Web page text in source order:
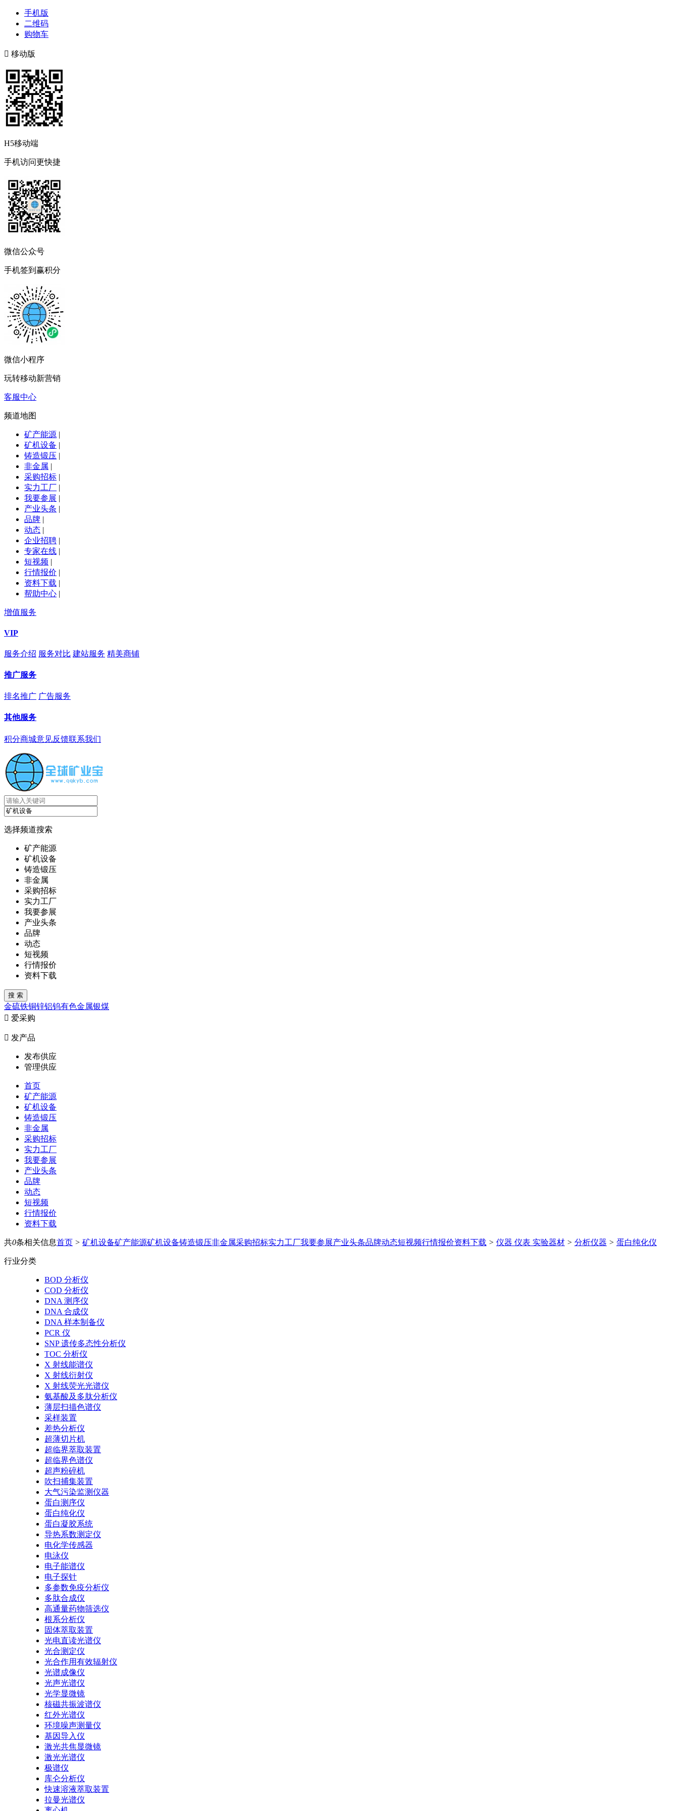
手机版
二维码
购物车
 移动版
H5移动端
手机访问更快捷
微信公众号
手机签到赢积分
微信小程序
玩转移动新营销
客服中心
频道地图
矿产能源 |
矿机设备 |
铸造锻压 |
非金属 |
采购招标 |
实力工厂 |
我要参展 |
产业头条 |
品牌 |
动态 |
企业招聘 |
专家在线 |
短视频 |
行情报价 |
资料下载 |
帮助中心 |
增值服务
VIP
服务介绍 服务对比 建站服务 精美商铺
推广服务
排名推广 广告服务
其他服务
积分商城意见反馈联系我们
选择频道搜索
矿产能源
矿机设备
铸造锻压
非金属
采购招标
实力工厂
我要参展
产业头条
品牌
动态
短视频
行情报价
资料下载
金硫铁铜锌铝钨有色金属银煤
 爱采购
 发产品
发布供应
管理供应
首页
矿产能源
矿机设备
铸造锻压
非金属
采购招标
实力工厂
我要参展
产业头条
品牌
动态
短视频
行情报价
资料下载
共0条相关信息首页 > 矿机设备矿产能源矿机设备铸造锻压非金属采购招标实力工厂我要参展产业头条品牌动态短视频行情报价资料下载 > 仪器 仪表 实验器材 > 分析仪器 > 蛋白纯化仪
行业分类
BOD 分析仪
COD 分析仪
DNA 测序仪
DNA 合成仪
DNA 样本制备仪
PCR 仪
SNP 遗传多态性分析仪
TOC 分析仪
X 射线能谱仪
X 射线衍射仪
X 射线荧光光谱仪
氨基酸及多肽分析仪
薄层扫描色谱仪
采样装置
差热分析仪
超薄切片机
超临界萃取装置
超临界色谱仪
超声粉碎机
吹扫捕集装置
大气污染监测仪器
蛋白测序仪
蛋白纯化仪
蛋白凝胶系统
导热系数测定仪
电化学传感器
电泳仪
电子能谱仪
电子探针
多参数免疫分析仪
多肽合成仪
高通量药物筛选仪
根系分析仪
固体萃取装置
光电直读光谱仪
光合测定仪
光合作用有效辐射仪
光谱成像仪
光声光谱仪
光学显微镜
核磁共振波谱仪
红外光谱仪
环境噪声测量仪
基因导入仪
激光共焦显微镜
激光光谱仪
极谱仪
库仑分析仪
快速溶液萃取装置
拉曼光谱仪